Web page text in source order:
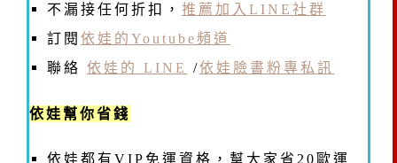
不漏接任何折扣， 推薦加入LINE社群
訂閱 依娃的Youtube頻道
聯絡 依娃的 LINE /依娃臉書粉專私訊
依娃幫你省錢
依娃都有VIP免運資格，幫大家省20歐運